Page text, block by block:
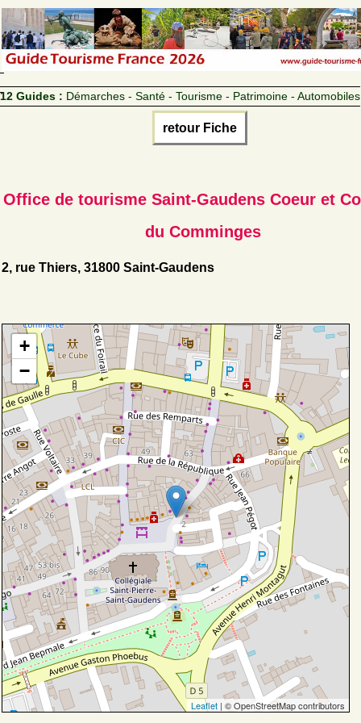
12 Guides : Démarches - Santé - Tourisme - Patrimoine - Automobiles
retour Fiche
Office de tourisme Saint-Gaudens Coeur et
du Comminges
2, rue Thiers, 31800 Saint-Gaudens
+
−
Leaflet | © OpenStreetMap contributors